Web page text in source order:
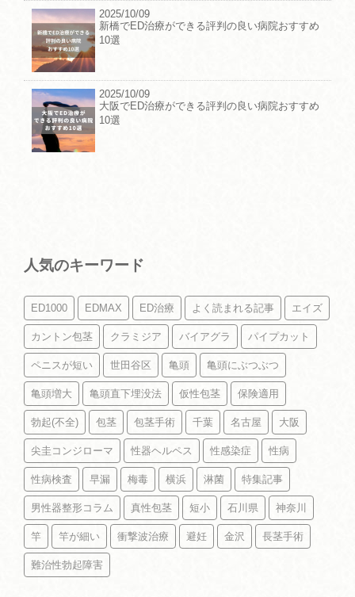
2025/10/09
新橋でED治療ができる評判の良い病院おすすめ
10選
2025/10/09
大阪でED治療ができる評判の良い病院おすすめ
10選
人気のキーワード
ED1000 EDMAX ED治療 よく読まれる記事 エイズ
カントン包茎 クラミジア バイアグラ パイプカット
ペニスが短い 世田谷区 亀頭 亀頭にぶつぶつ
亀頭増大 亀頭直下埋没法 仮性包茎 保険適用
勃起(不全) 包茎 包茎手術 千葉 名古屋 大阪
尖圭コンジローマ 性器ヘルペス 性感染症 性病
性病検査 早漏 梅毒 横浜 淋菌 特集記事
男性器整形コラム 真性包茎 短小 石川県 神奈川
竿 竿が細い 衝撃波治療 避妊 金沢 長茎手術
難治性勃起障害